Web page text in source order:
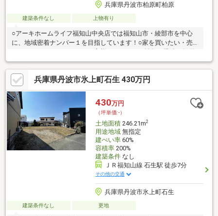
兵庫県丹波市柏原町柏原
建築条件なし 上物有り
○アーキホームライフ福知山中央店では福知山市・綾部市を中心
に、地域密着ナンバー１を目指しています！○家を買いたい・売
いたします！○物件情報・住宅ローンetc...どんな事でもお気軽に
ご相談ください！○見るだけOK!聞くだけOK!ご相談は無料です！
ご来店、お問い合わせをお待ちしております♪
兵庫県丹波市氷上町石生 430万円
430万円
（坪単価:-）
土地面積246.21m2
用途地域無指定
建ぺい率60%
容積率200%
建築条件なし
ＪＲ福知山線 石生駅 徒歩7分
その他の交通
兵庫県丹波市氷上町石生
建築条件なし 更地